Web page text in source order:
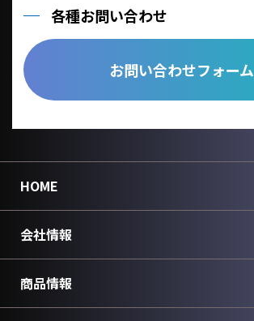
各種お問い合わせ
お問い合わせフォーム
HOME
会社情報
商品情報